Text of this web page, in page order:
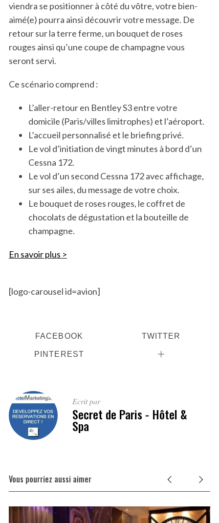
viendra se positionner à côté du vôtre, votre bien-
aimé(e) pourra ainsi découvrir votre message. De
retour sur la terre ferme, un bouquet de roses
rouges ainsi qu’une coupe de champagne vous
seront servi.
Ce scénario comprend :
L’aller-retour en Bentley S3 entre votre
domicile (Paris/villes limitrophes) et l’aéroport.
L’accueil personnalisé et le briefing privé.
Le vol d’initiation de vingt minutes à bord d’un
Cessna 172.
Le vol d’un second Cessna 172 avec affichage,
sur ses ailes, du message de votre choix.
Le bouquet de roses rouges, le coffret de
chocolats de dégustation et la bouteille de
champagne.
En savoir plus >
[logo-carousel id=avion]
FACEBOOK TWITTER
PINTEREST
Ecrit par
Secret de Paris - Hôtel &
Spa
Vous pourriez aussi aimer